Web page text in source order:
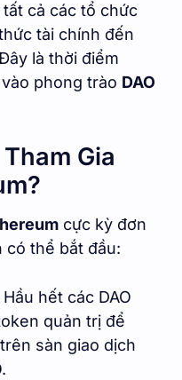
cả các tổ chức
tài chính đến
là thời điểm
phong trào DAO
Gia
cực kỳ đơn
có thể bắt đầu:
Hầu hết các DAO
quản trị để
sàn giao dịch